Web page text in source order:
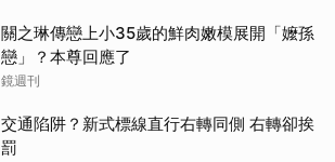
關之琳傳戀上小35歲的鮮肉嫩模展開「嬤孫
戀」？本尊回應了
鏡週刊
交通陷阱？新式標線直行右轉同側 右轉卻挨
罰